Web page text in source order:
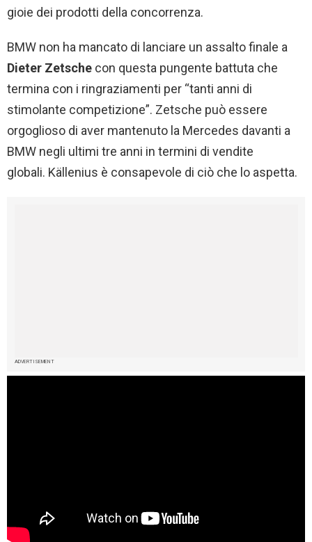
gioie dei prodotti della concorrenza.
BMW non ha mancato di lanciare un assalto finale a
Dieter Zetsche con questa pungente battuta che
termina con i ringraziamenti per “tanti anni di
stimolante competizione”. Zetsche può essere
orgoglioso di aver mantenuto la Mercedes davanti a
BMW negli ultimi tre anni in termini di vendite
globali. Källenius è consapevole di ciò che lo aspetta.
ADVERTISEMENT